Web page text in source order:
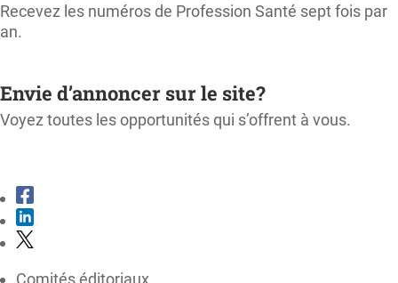
Recevez les numéros de Profession Santé sept fois par
an.
Envie d’annoncer sur le site?
Voyez toutes les opportunités qui s’offrent à vous.